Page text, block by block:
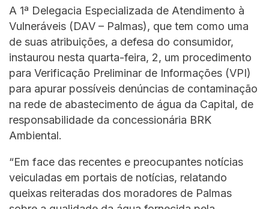
A 1ª Delegacia Especializada de Atendimento à
Vulneráveis (DAV – Palmas), que tem como uma
de suas atribuições, a defesa do consumidor,
instaurou nesta quarta-feira, 2, um procedimento
para Verificação Preliminar de Informações (VPI)
para apurar possíveis denúncias de contaminação
na rede de abastecimento de água da Capital, de
responsabilidade da concessionária BRK
Ambiental.
“Em face das recentes e preocupantes notícias
veiculadas em portais de notícias, relatando
queixas reiteradas dos moradores de Palmas